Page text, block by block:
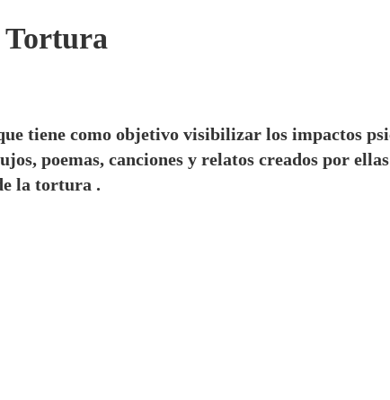
Tortura
tiene como objetivo visibilizar los impactos
poemas, canciones y relatos creados por
la tortura .